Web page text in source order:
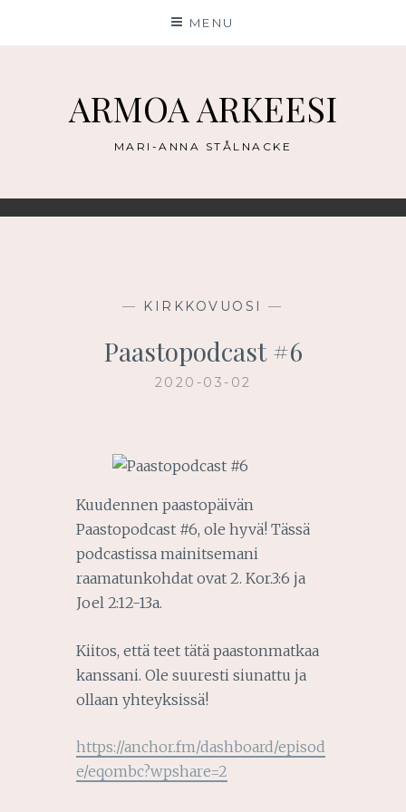
MENU
ARMOA ARKEESI
MARI-ANNA STÅLNACKE
— KIRKKOVUOSI —
Paastopodcast #6
2020-03-02
Kuudennen paastopäivän
Paastopodcast #6, ole hyvä! Tässä
podcastissa mainitsemani
raamatunkohdat ovat 2. Kor.3:6 ja
Joel 2:12-13a.
Kiitos, että teet tätä paastonmatkaa
kanssani. Ole suuresti siunattu ja
ollaan yhteyksissä!
https://anchor.fm/dashboard/episod
e/eqombc?wpshare=2